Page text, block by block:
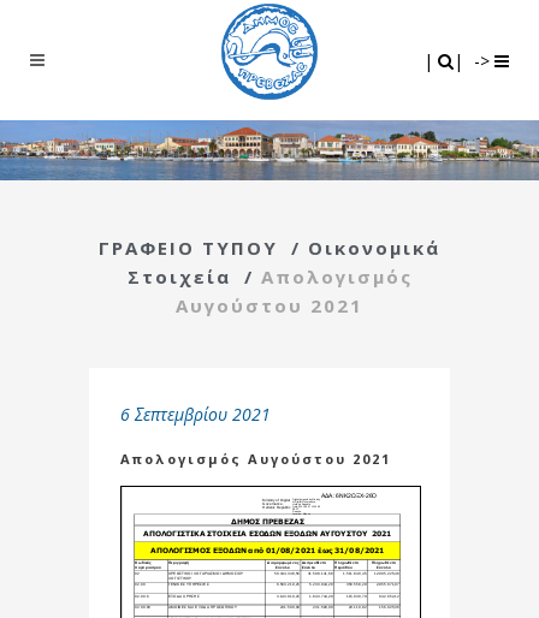
| | ->
ΓΡΑΦΕΙΟ ΤΥΠΟΥ / Οικονομικά
Στοιχεία
/ Απολογισμός
Αυγούστου 2021
6 Σεπτεμβρίου 2021
Απολογισμός Αυγούστου 2021